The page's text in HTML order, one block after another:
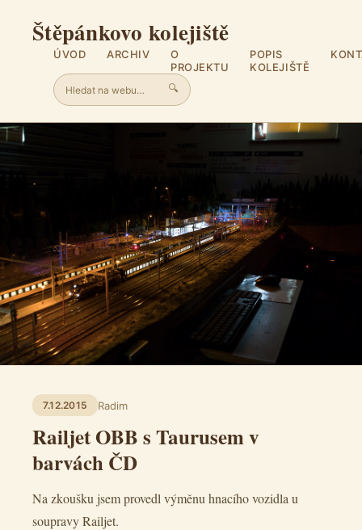
Štěpánkovo kolejiště
ÚVOD ARCHIV
O
PROJEKTU
POPIS
KOLEJIŠTĚ
🔍
7.12.2015 Radim
Railjet OBB s Taurusem v
barvách ČD
Na zkoušku jsem provedl výměnu hnacího vozidla u
soupravy Railjet.